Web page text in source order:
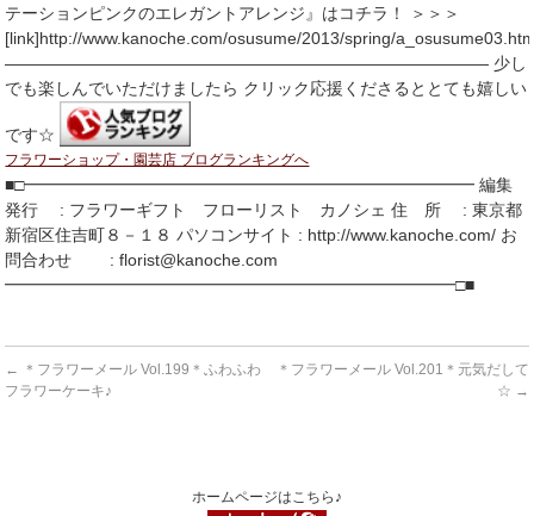
テーションピンクのエレガントアレンジ』はコチラ！ ＞＞＞
[link]http://www.kanoche.com/osusume/2013/spring/
――――――――――――――――――――――――――――― 少し
でも楽しんでいただけましたら クリック応援くださるととても嬉しい
です☆
フラワーショップ・園芸店 ブログランキングへ
■□━━━━━━━━━━━━━━━━━━━━━━━━━━━ 編集
発行 : フラワーギフト フローリスト カノシェ 住 所 : 東京都
新宿区住吉町８－１８ パソコンサイト : http://www.kanoche.com/ お
問合わせ : florist@kanoche.com
━━━━━━━━━━━━━━━━━━━━━━━━━━━□■
← ＊フラワーメール Vol.199＊ふわふわ
フラワーケーキ♪
＊フラワーメール Vol.201＊元気だして
☆ →
ホームページはこちら♪